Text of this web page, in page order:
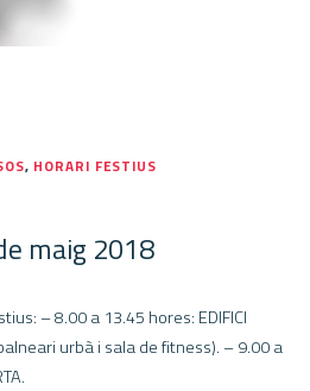
, HORARI FESTIUS
maig 2018
– 8.00 a 13.45 hores: EDIFICI
urbà i sala de fitness). – 9.00 a